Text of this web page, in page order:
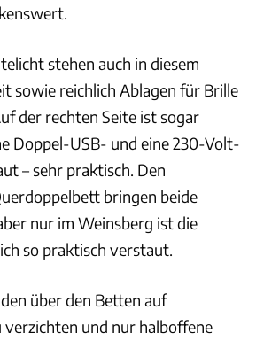
stehen auch in diesem
sowie reichlich Ablagen für Brille
der rechten Seite ist sogar
Doppel-USB- und eine 230-Volt-
– sehr praktisch. Den
bringen beide
nur im Weinsberg ist die
so praktisch verstaut.
über den Betten auf
verzichten und nur halboffene